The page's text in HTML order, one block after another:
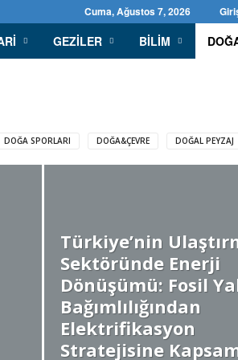
Cuma, Ağustos 7, 2026
GEZILER BILIM
DOĞA SPORLARI DOĞA&ÇEVRE DOĞAL PEYZAJ
Türkiye’nin
Sektöründe Enerji
Dönüşümü: Fosil
Bağımlılığından
Elektrifikasyon
Stratejisine